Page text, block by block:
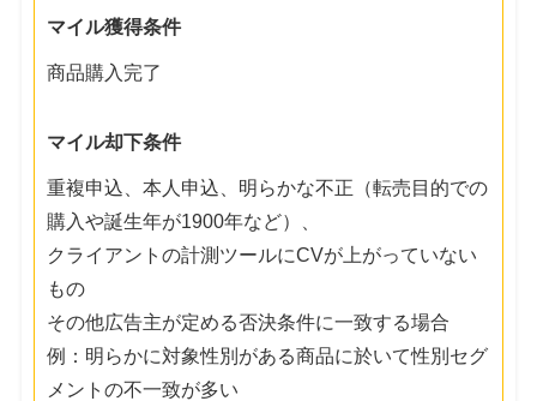
マイル獲得条件
商品購入完了
マイル却下条件
重複申込、本人申込、明らかな不正（転売目的での
購入や誕生年が1900年など）、
クライアントの計測ツールにCVが上がっていない
もの
その他広告主が定める否決条件に一致する場合
例：明らかに対象性別がある商品に於いて性別セグ
メントの不一致が多い